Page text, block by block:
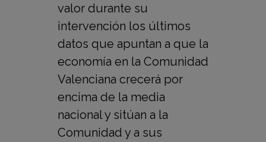
valor durante su
intervención los últimos
datos que apuntan a que la
economía en la Comunidad
Valenciana crecerá por
encima de la media
nacional y sitúan a la
Comunidad y a sus